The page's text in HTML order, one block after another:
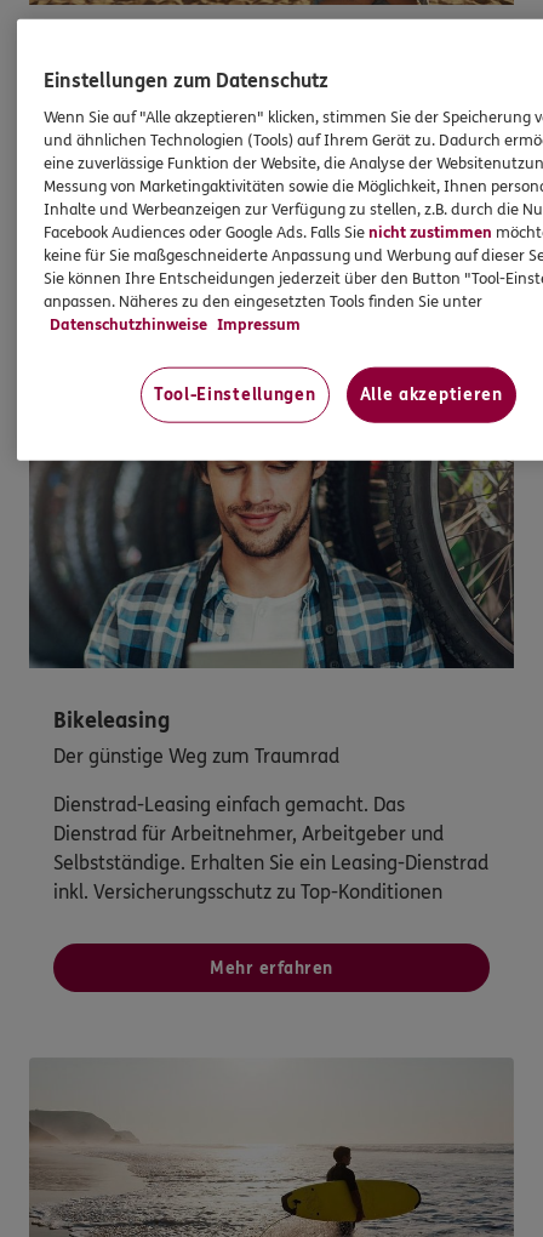
Für einen entspannten Urlaub
Mit Urlaub und Reisen verbinden wir nur die
schönen Seiten des Lebens. Und dennoch:
Passieren kann immer was. Oft sind Kleinigkeiten
für schlechte Laune verantwortlich.
Mehr erfahren
Bikeleasing
Der günstige Weg zum Traumrad
Dienstrad-Leasing einfach gemacht. Das
Dienstrad für Arbeitnehmer, Arbeitgeber und
Selbstständige. Erhalten Sie ein Leasing-Dienstrad
inkl. Versicherungsschutz zu Top-Konditionen
Mehr erfahren
Einstellungen zum Datenschutz
Wenn Sie auf "Alle akzeptieren" klicken, stimmen Sie der Speicherung
und ähnlichen Technologien (Tools) auf Ihrem Gerät zu. Dadurch
eine zuverlässige Funktion der Website, die Analyse der
Messung von Marketingaktivitäten sowie die Möglichkeit, Ihnen
Inhalte und Werbeanzeigen zur Verfügung zu stellen, z.B. durch die
Facebook Audiences oder Google Ads. Falls Sienicht zustimmen
keine für Sie maßgeschneiderte Anpassung und Werbung auf dieser
Sie können Ihre Entscheidungen jederzeit über den Button "Tool-
anpassen. Näheres zu den eingesetzten Tools finden Sie unter
Datenschutzhinweise Impressum
Tool-Einstellungen Alle akzeptieren